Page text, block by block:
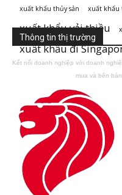
xuất khẩu thủy sản xuất khẩu
xuất khẩu vải thiều
xuất khẩu đi
Thông tin thị trường
Kết nối doanh nghiệp với doanh
mua và bên